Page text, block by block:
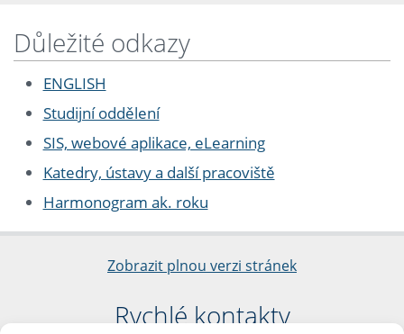
Důležité odkazy
ENGLISH
Studijní oddělení
SIS, webové aplikace, eLearning
Katedry, ústavy a další pracoviště
Harmonogram ak. roku
Zobrazit plnou verzi stránek
Rychlé kontakty